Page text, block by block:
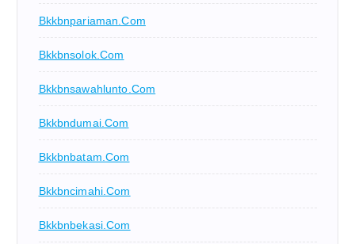
Bkkbnpariaman.com
Bkkbnsolok.com
Bkkbnsawahlunto.com
Bkkbndumai.com
Bkkbnbatam.com
Bkkbncimahi.com
Bkkbnbekasi.com